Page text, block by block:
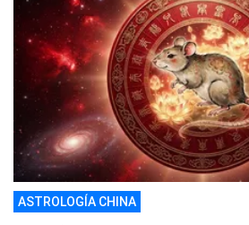
ASTROLOGÍA CHINA